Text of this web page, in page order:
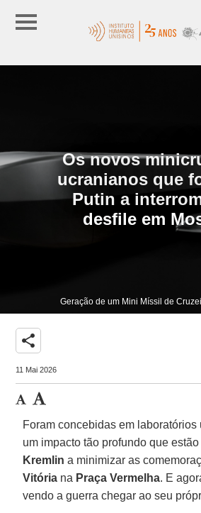
Os novos
ucranianos que
Putin a
desfile em
Geração de um Mini Míssil de
share
11 Mai 2026
Foram concebidas em laboratórios
um impacto tão profundo que
Kremlin a minimizar as
Vitória na Praça Vermelha. E
vendo a guerra chegar ao seu